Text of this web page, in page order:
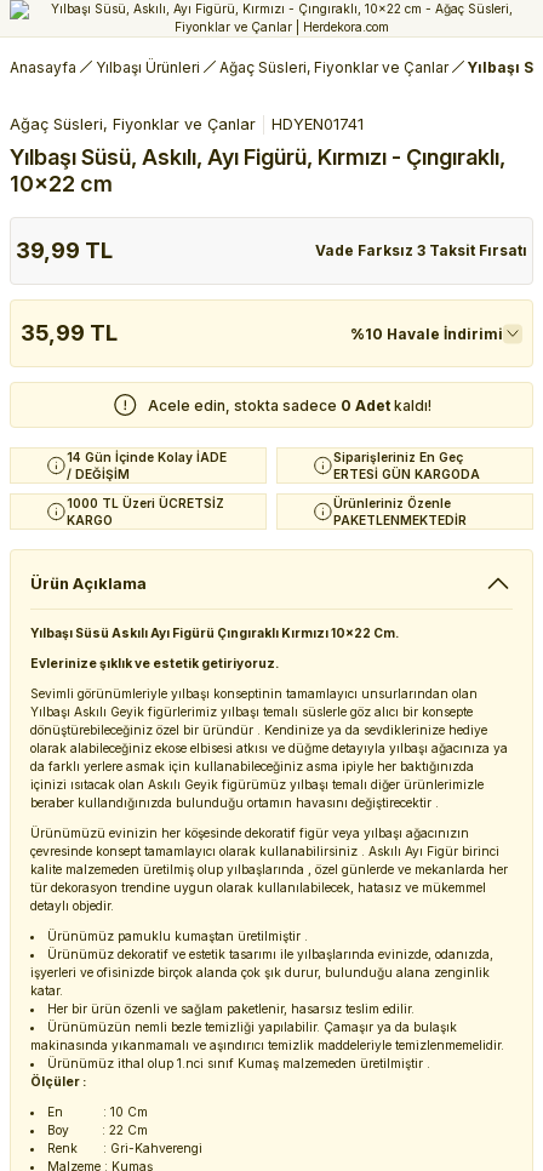
Anasayfa Yılbaşı Ürünleri Ağaç Süsleri, Fiyonklar ve Çanlar Yılbaşı
Ağaç Süsleri, Fiyonklar ve Çanlar HDYEN01741
Yılbaşı Süsü, Askılı, Ayı Figürü, Kırmızı - Çıngıraklı,
10x22 cm
39,99 TL Vade Farksız 3 Taksit Fırsatı
35,99 TL %10 Havale İndirimi
Acele edin, stokta sadece 0 Adet kaldı!
14 Gün İçinde Kolay İADE
/ DEĞİŞİM
Siparişleriniz En Geç
ERTESİ GÜN KARGODA
1000 TL Üzeri ÜCRETSİZ
KARGO
Ürünleriniz Özenle
PAKETLENMEKTEDİR
Ürün Açıklama
Yılbaşı Süsü Askılı Ayı Figürü Çıngıraklı Kırmızı 10x22 Cm.
Evlerinize şıklık ve estetik getiriyoruz.
Sevimli görünümleriyle yılbaşı konseptinin tamamlayıcı unsurlarından olan
Yılbaşı Askılı Geyik figürlerimiz yılbaşı temalı süslerle göz alıcı bir konsepte
dönüştürebileceğiniz özel bir üründür . Kendinize ya da sevdiklerinize hediye
olarak alabileceğiniz ekose elbisesi atkısı ve düğme detayıyla yılbaşı ağacınıza ya
da farklı yerlere asmak için kullanabileceğiniz asma ipiyle her baktığınızda
içinizi ısıtacak olan Askılı Geyik figürümüz yılbaşı temalı diğer ürünlerimizle
beraber kullandığınızda bulunduğu ortamın havasını değiştirecektir .
Ürünümüzü evinizin her köşesinde dekoratif figür veya yılbaşı ağacınızın
çevresinde konsept tamamlayıcı olarak kullanabilirsiniz . Askılı Ayı Figür birinci
kalite malzemeden üretilmiş olup yılbaşlarında , özel günlerde ve mekanlarda her
tür dekorasyon trendine uygun olarak kullanılabilecek, hatasız ve mükemmel
detaylı objedir.
Ürünümüz pamuklu kumaştan üretilmiştir .
Ürünümüz dekoratif ve estetik tasarımı ile yılbaşlarında evinizde, odanızda,
işyerleri ve ofisinizde birçok alanda çok şık durur, bulunduğu alana zenginlik
katar.
Her bir ürün özenli ve sağlam paketlenir, hasarsız teslim edilir.
Ürünümüzün nemli bezle temizliği yapılabilir. Çamaşır ya da bulaşık
makinasında yıkanmamalı ve aşındırıcı temizlik maddeleriyle temizlenmemelidir.
Ürünümüz ithal olup 1.nci sınıf Kumaş malzemeden üretilmiştir .
Ölçüler :
En : 10 Cm
Boy : 22 Cm
Renk : Gri-Kahverengi
Malzeme : Kumaş